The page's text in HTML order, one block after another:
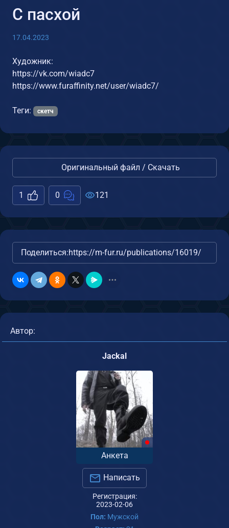
С пасхой
17.04.2023
Художник:
https://vk.com/wiadc7
https://www.furaffinity.net/user/wiadc7/
Теги: скетч
Оригинальный файл / Скачать
1 0 121
Поделиться:https://m-fur.ru/publications/16019/
Автор:
Jackal
Анкета
Написать
Регистрация:
2023-02-06
Пол: Мужской